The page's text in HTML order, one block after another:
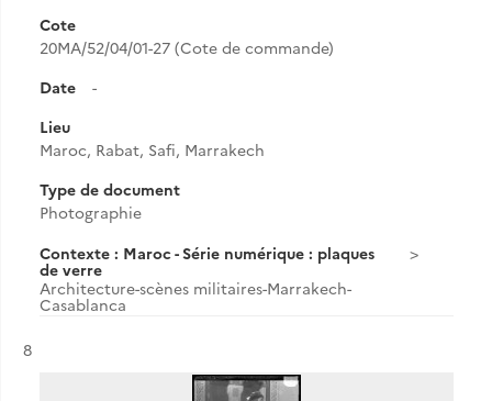
Cote
20MA/52/04/01-27 (Cote de commande)
Date
-
Lieu
Maroc, Rabat, Safi, Marrakech
Type de document
Photographie
Contexte : Maroc - Série numérique : plaques
de verre
Architecture-scènes militaires-Marrakech-
Casablanca
Résultat n°
8